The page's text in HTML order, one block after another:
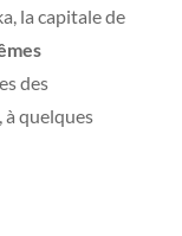
la capitale de
des
à quelques